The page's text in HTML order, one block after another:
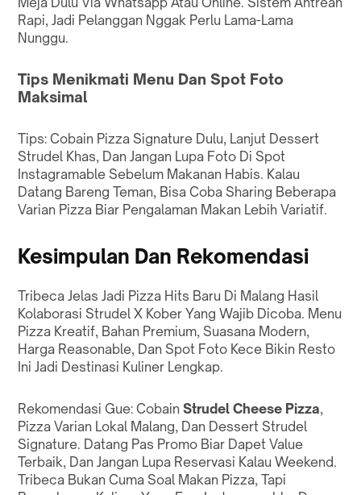
Rapi, Jadi Pelanggan Nggak Perlu Lama-Lama
Nunggu.
Tips Menikmati Menu Dan Spot Foto
Maksimal
Tips: Cobain Pizza Signature Dulu, Lanjut Dessert
Strudel Khas, Dan Jangan Lupa Foto Di Spot
Instagramable Sebelum Makanan Habis. Kalau
Datang Bareng Teman, Bisa Coba Sharing Beberapa
Varian Pizza Biar Pengalaman Makan Lebih Variatif.
Kesimpulan Dan Rekomendasi
Tribeca Jelas Jadi Pizza Hits Baru Di Malang Hasil
Kolaborasi Strudel X Kober Yang Wajib Dicoba. Menu
Pizza Kreatif, Bahan Premium, Suasana Modern,
Harga Reasonable, Dan Spot Foto Kece Bikin Resto
Ini Jadi Destinasi Kuliner Lengkap.
Rekomendasi Gue: Cobain Strudel Cheese Pizza,
Pizza Varian Lokal Malang, Dan Dessert Strudel
Signature. Datang Pas Promo Biar Dapet Value
Terbaik, Dan Jangan Lupa Reservasi Kalau Weekend.
Tribeca Bukan Cuma Soal Makan Pizza, Tapi